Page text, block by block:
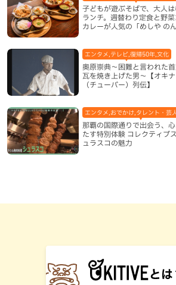
子どもが遊ぶそばで、大人は
ランチ。週替わり定食と野菜
カレーが人気の「めしや の
奥原崇典～困難と言われた
瓦を焼き上げた男～【オキ
（チューバー）列伝】
エンタメ,テレビ,復帰50年,文化
那覇の国際通りで出会う、
たす特別体験 コレクティブ
ュラスコの魅力
エンタメ,おでかけ,タレント・芸